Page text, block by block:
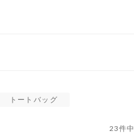
トートバッグ
23件中